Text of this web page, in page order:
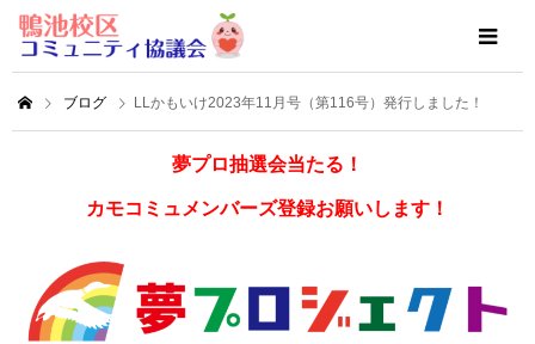
ブログ LLかもいけ2023年11月号（第116号）発行しました！
夢プロ抽選会当たる！
カモコミュメンバーズ登録お願いします！